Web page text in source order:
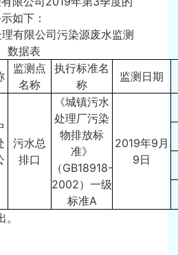
如下：
有限公司污染源废水监测
数据表
监测点
名称
执行标准名
称
监测日期
污水总
排口
《城镇污水
处理厂污染
物排放标
准》
（GB18918-
2002）一级
标准A
2019年9月
9日